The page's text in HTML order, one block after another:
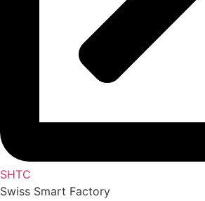
SHTC
Swiss Smart Factory